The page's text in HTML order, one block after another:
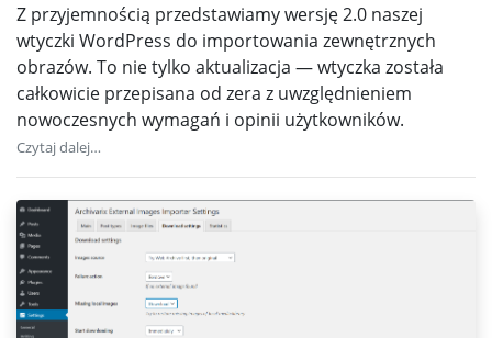
Z przyjemnością przedstawiamy wersję 2.0 naszej
wtyczki WordPress do importowania zewnętrznych
obrazów. To nie tylko aktualizacja — wtyczka została
całkowicie przepisana od zera z uwzględnieniem
nowoczesnych wymagań i opinii użytkowników.
Czytaj dalej…